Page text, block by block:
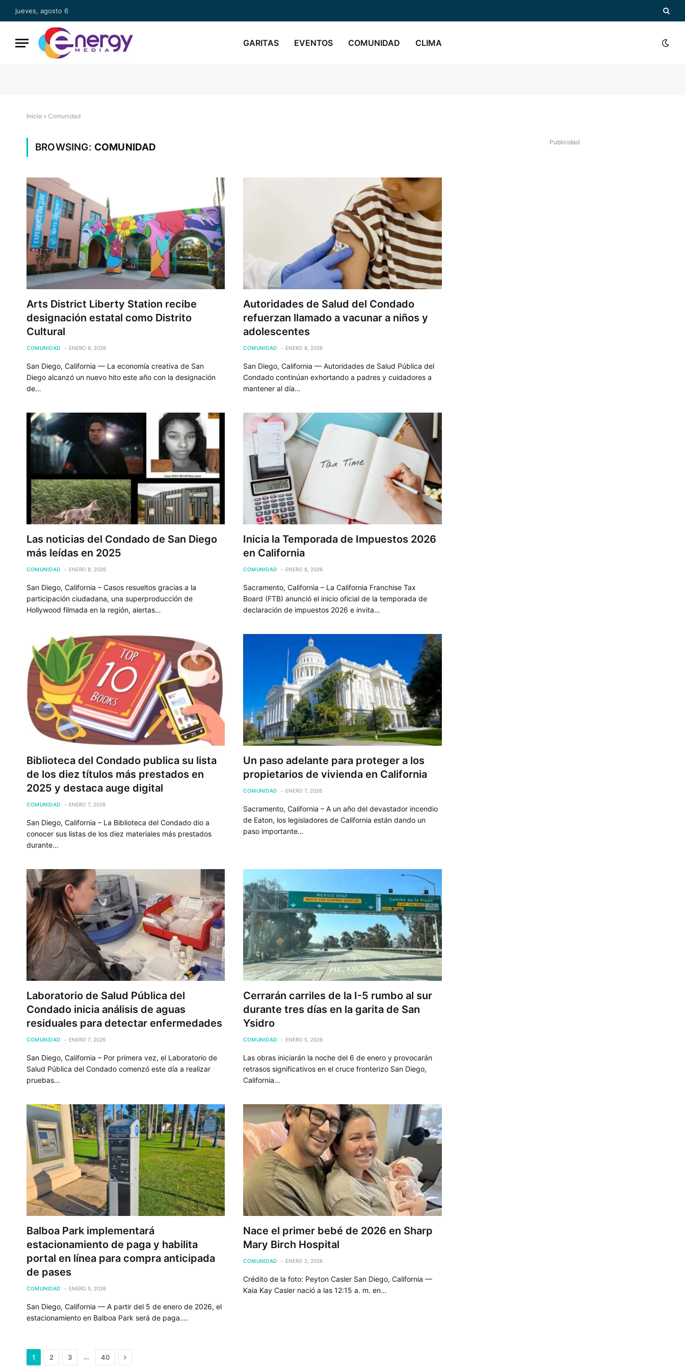
jueves, agosto 6
GARITAS EVENTOS COMUNIDAD CLIMA
Inicio » Comunidad
BROWSING: COMUNIDAD
Arts District Liberty Station recibe
designación estatal como Distrito
Cultural
COMUNIDAD ENERO 8, 2026
San Diego, California — La economía creativa de San
Diego alcanzó un nuevo hito este año con la designación
de…
Autoridades de Salud del Condado
refuerzan llamado a vacunar a niños y
adolescentes
COMUNIDAD ENERO 8, 2026
San Diego, California — Autoridades de Salud Pública del
Condado continúan exhortando a padres y cuidadores a
mantener al día…
Las noticias del Condado de San Diego
más leídas en 2025
COMUNIDAD ENERO 8, 2026
San Diego, California – Casos resueltos gracias a la
participación ciudadana, una superproducción de
Hollywood filmada en la región, alertas…
Inicia la Temporada de Impuestos 2026
en California
COMUNIDAD ENERO 8, 2026
Sacramento, California – La California Franchise Tax
Board (FTB) anunció el inicio oficial de la temporada de
declaración de impuestos 2026 e invita…
Biblioteca del Condado publica su lista
de los diez títulos más prestados en
2025 y destaca auge digital
COMUNIDAD ENERO 7, 2026
San Diego, California – La Biblioteca del Condado dio a
conocer sus listas de los diez materiales más prestados
durante…
Un paso adelante para proteger a los
propietarios de vivienda en California
COMUNIDAD ENERO 7, 2026
Sacramento, California – A un año del devastador incendio
de Eaton, los legisladores de California están dando un
paso importante…
Laboratorio de Salud Pública del
Condado inicia análisis de aguas
residuales para detectar enfermedades
COMUNIDAD ENERO 7, 2026
San Diego, California – Por primera vez, el Laboratorio de
Salud Pública del Condado comenzó este día a realizar
pruebas…
Cerrarán carriles de la I-5 rumbo al sur
durante tres días en la garita de San
Ysidro
COMUNIDAD ENERO 5, 2026
Las obras iniciarán la noche del 6 de enero y provocarán
retrasos significativos en el cruce fronterizo San Diego,
California…
Balboa Park implementará
estacionamiento de paga y habilita
portal en línea para compra anticipada
de pases
COMUNIDAD ENERO 5, 2026
San Diego, California — A partir del 5 de enero de 2026, el
estacionamiento en Balboa Park será de paga.…
Nace el primer bebé de 2026 en Sharp
Mary Birch Hospital
COMUNIDAD ENERO 2, 2026
Crédito de la foto: Peyton Casler San Diego, California —
Kaia Kay Casler nació a las 12:15 a. m. en…
1 2 3 … 40 Next
Publicidad